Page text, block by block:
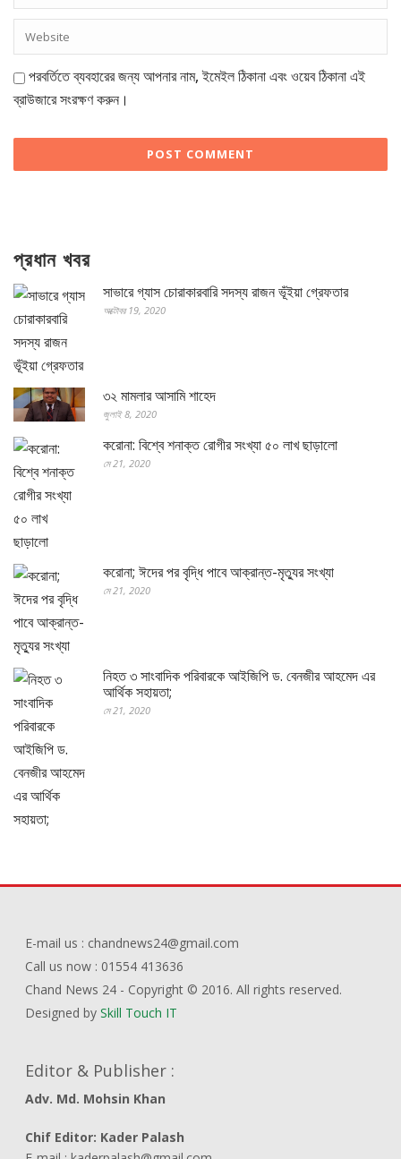
পরবর্তিতে ব্যবহারের জন্য আপনার নাম, ইমেইল ঠিকানা এবং ওয়েব ঠিকানা এই
ব্রাউজারে সংরক্ষণ করুন।
প্রধান খবর
সাভারে গ্যাস চোরাকারবারি সদস্য রাজন ভূঁইয়া গ্রেফতার
অক্টোবর 19, 2020
৩২ মামলার আসামি শাহেদ
জুলাই 8, 2020
করোনা: বিশ্বে শনাক্ত রোগীর সংখ্যা ৫০ লাখ ছাড়ালো
মে 21, 2020
করোনা; ঈদের পর বৃদ্ধি পাবে আক্রান্ত-মৃত্যুর সংখ্যা
মে 21, 2020
নিহত ৩ সাংবাদিক পরিবারকে আইজিপি ড. বেনজীর আহমেদ এর
আর্থিক সহায়তা;
মে 21, 2020
E-mail us : chandnews24@gmail.com
Call us now : 01554 413636
Chand News 24 - Copyright © 2016. All rights reserved.
Designed bySkill Touch IT
Editor & Publisher :
Adv. Md. Mohsin Khan
Chif Editor: Kader Palash